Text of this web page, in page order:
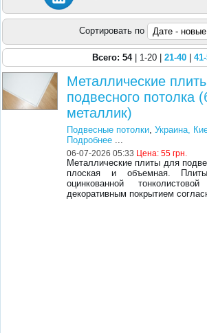
Сортировать по
Всего: 54| 1-20 | 21-40|
Металлические
подвесного потолка
металлик)
Подвесные потолки,Украина,
Подробнее ...
06-07-2026 05:33 Цена:55 грн.
Металлические плиты для
плоская и объемная.
оцинкованной
декоративным покрытием